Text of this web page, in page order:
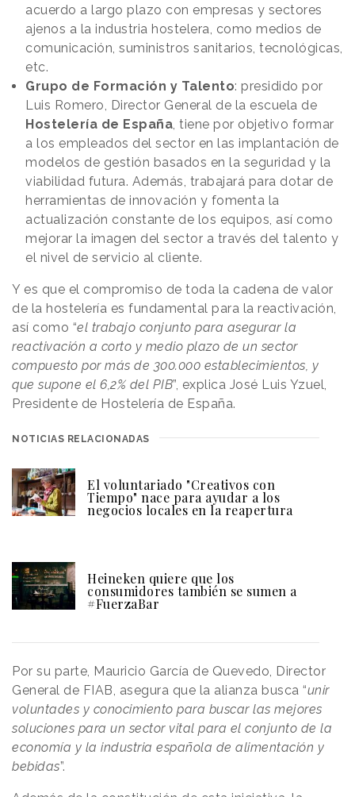
acuerdo a largo plazo con empresas y sectores
ajenos a la industria hostelera, como medios de
comunicación, suministros sanitarios, tecnológicas,
etc.
Grupo de Formación y Talento: presidido por
Luis Romero, Director General de la escuela de
Hostelería de España, tiene por objetivo formar
a los empleados del sector en las implantación de
modelos de gestión basados en la seguridad y la
viabilidad futura. Además, trabajará para dotar de
herramientas de innovación y fomenta la
actualización constante de los equipos, así como
mejorar la imagen del sector a través del talento y
el nivel de servicio al cliente.
Y es que el compromiso de toda la cadena de valor
de la hostelería es fundamental para la reactivación,
así como “el trabajo conjunto para asegurar la
reactivación a corto y medio plazo de un sector
compuesto por más de 300.000 establecimientos, y
que supone el 6,2% del PIB”, explica José Luis Yzuel,
Presidente de Hostelería de España.
NOTICIAS RELACIONADAS
El voluntariado "Creativos con
Tiempo" nace para ayudar a los
negocios locales en la reapertura
Heineken quiere que los
consumidores también se sumen a
#FuerzaBar
Por su parte, Mauricio García de Quevedo, Director
General de FIAB, asegura que la alianza busca “unir
voluntades y conocimiento para buscar las mejores
soluciones para un sector vital para el conjunto de la
economía y la industria española de alimentación y
bebidas”.